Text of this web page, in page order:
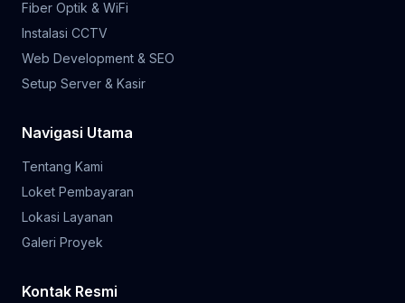
Fiber Optik & WiFi
Instalasi CCTV
Web Development & SEO
Setup Server & Kasir
Navigasi Utama
Tentang Kami
Loket Pembayaran
Lokasi Layanan
Galeri Proyek
Kontak Resmi